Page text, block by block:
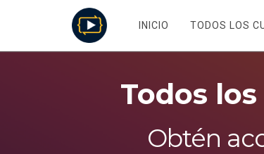
INICIO TODOS LOS
Todos
Obtén